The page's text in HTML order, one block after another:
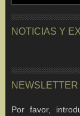
NOTICIAS Y
NEWSLETTER
Por favor,